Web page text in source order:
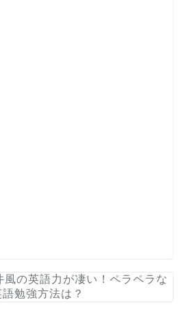
風の英語力が凄い！ペラペラな
勉強方法は？